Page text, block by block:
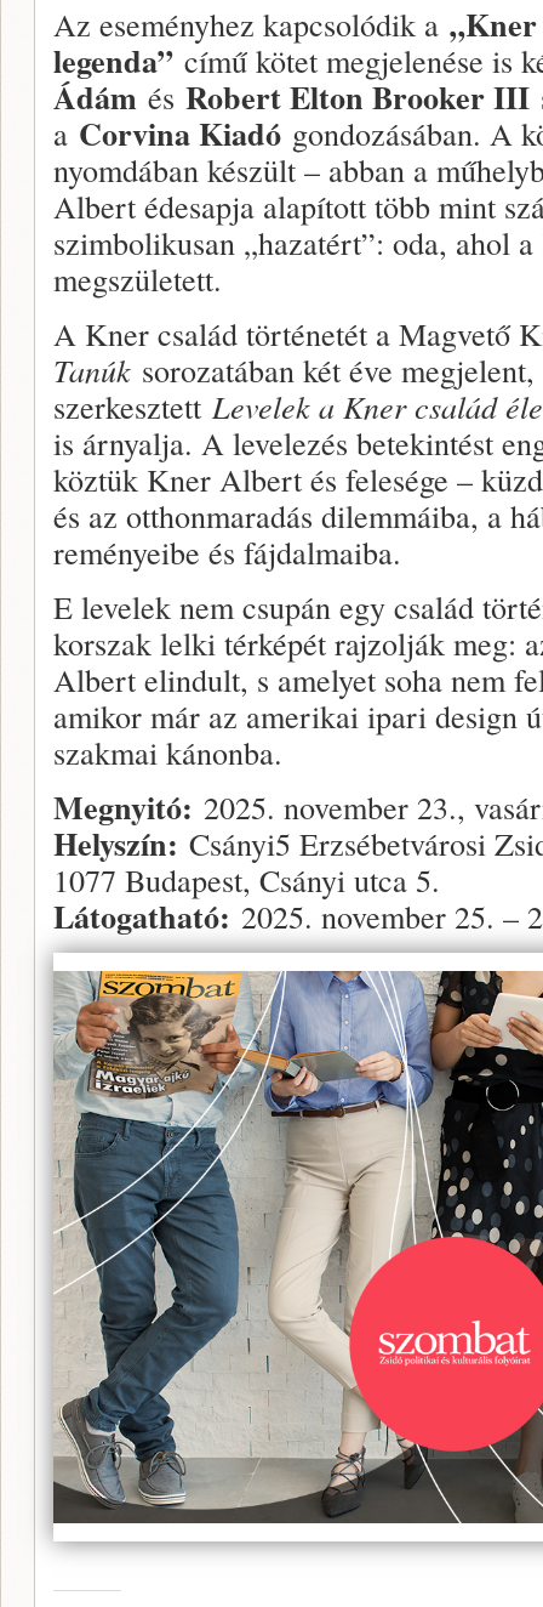
Az eseményhez kapcsolódik a
legenda” című kötet megjelenése is
Ádám és Robert Elton Brooker III
a Corvina Kiadó gondozásában. A
nyomdában készült – abban a
Albert édesapja alapított több mint
szimbolikusan „hazatért”: oda, ahol
megszületett.
A Kner család történetét a Magvető
Tanúk sorozatában két éve
szerkesztett Levelek a Kner család
is árnyalja. A levelezés betekintést
köztük Kner Albert és felesége –
és az otthonmaradás dilemmáiba, a
reményeibe és fájdalmaiba.
E levelek nem csupán egy család
korszak lelki térképét rajzolják meg:
Albert elindult, s amelyet soha nem
amikor már az amerikai ipari design
szakmai kánonba.
Megnyitó: 2025. november 23.,
Helyszín: Csányi5 Erzsébetvárosi
1077 Budapest, Csányi utca 5.
Látogatható: 2025. november 25. –